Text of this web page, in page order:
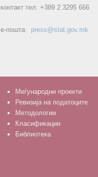
контакт тел: +389 2 3295 666
е-пошта: press@stat.gov.mk
Меѓународни проекти
Ревизија на податоците
Методологии
Класификации
Библиотека